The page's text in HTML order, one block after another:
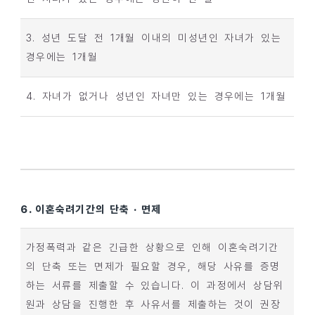
3. 성년 도달 전 1개월 이내의 미성년인 자녀가 있는
경우에는 1개월
4. 자녀가 없거나 성년인 자녀만 있는 경우에는 1개월
6. 이혼숙려기간의 단축 · 면제
가정폭력과 같은 긴급한 상황으로 인해 이혼숙려기간
의 단축 또는 면제가 필요할 경우, 해당 사유를 증명
하는 서류를 제출할 수 있습니다. 이 과정에서 상담위
원과 상담을 진행한 후 사유서를 제출하는 것이 권장